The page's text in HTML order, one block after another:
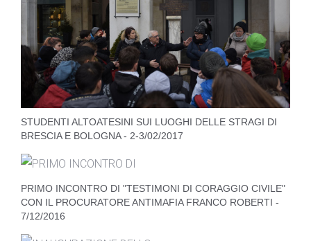
STUDENTI ALTOATESINI SUI LUOGHI DELLE STRAGI DI
BRESCIA E BOLOGNA - 2-3/02/2017
PRIMO INCONTRO DI "TESTIMONI DI CORAGGIO CIVILE"
CON IL PROCURATORE ANTIMAFIA FRANCO ROBERTI -
7/12/2016